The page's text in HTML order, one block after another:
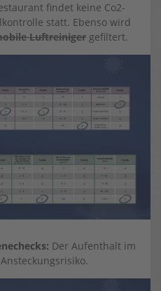
findet keine Co2-
statt. Ebenso wird
Luftreiniger gefiltert.
Der Aufenthalt im